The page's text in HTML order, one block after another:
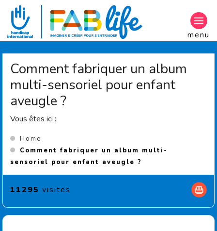
Aller au contenu principal
menu
Comment fabriquer un album
multi-sensoriel pour enfant
aveugle ?
Vous êtes ici :
Home
Comment fabriquer un album multi-
sensoriel pour enfant aveugle ?
11295 visites